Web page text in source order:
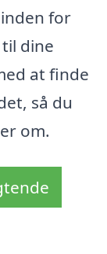
for
dine
at finde
så du
om.